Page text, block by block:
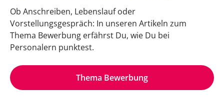
Ob Anschreiben, Lebenslauf oder
Vorstellungsgespräch: In unseren Artikeln zum
Thema Bewerbung erfährst Du, wie Du bei
Personalern punktest.
Thema Bewerbung